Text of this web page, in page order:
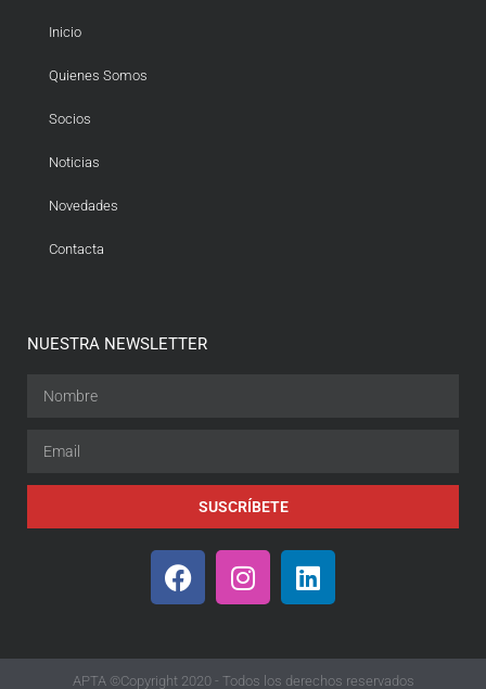
Inicio
Quienes Somos
Socios
Noticias
Novedades
Contacta
NUESTRA NEWSLETTER
SUSCRÍBETE
APTA ©Copyright 2020 - Todos los derechos reservados